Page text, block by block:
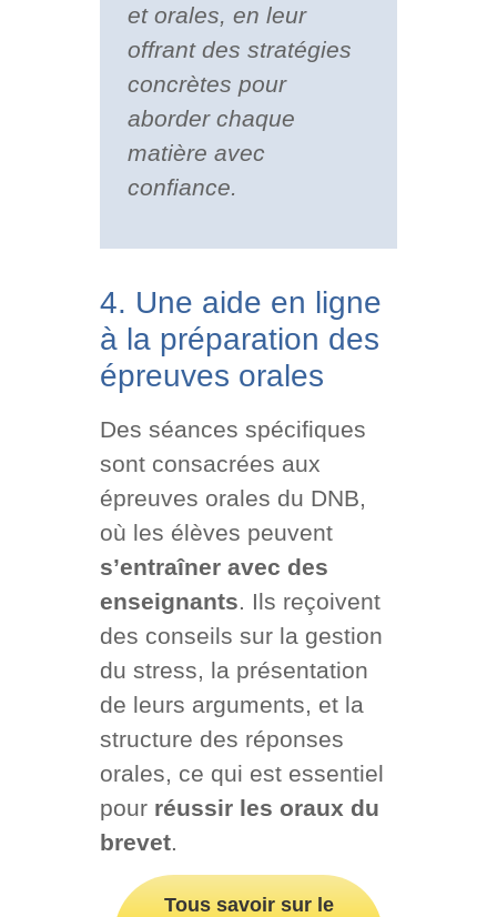
et orales, en leur
offrant des stratégies
concrètes pour
aborder chaque
matière avec
confiance.
4. Une aide en ligne
à la préparation des
épreuves orales
Des séances spécifiques
sont consacrées aux
épreuves orales du DNB,
où les élèves peuvent
s’entraîner avec des
enseignants . Ils reçoivent
des conseils sur la gestion
du stress, la présentation
de leurs arguments, et la
structure des réponses
orales, ce qui est essentiel
pour réussir les oraux du
brevet.
Tous savoir sur le